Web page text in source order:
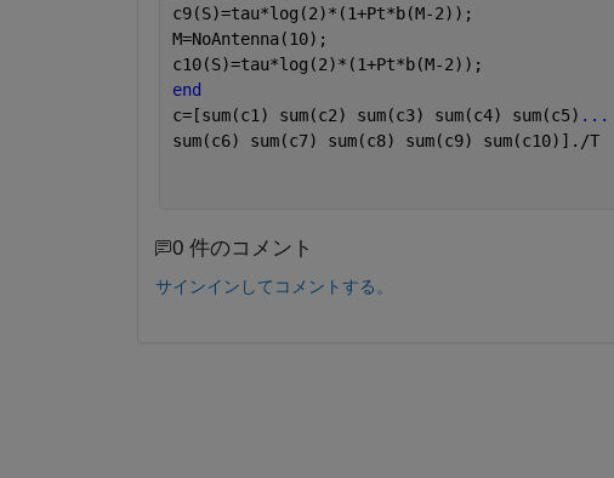
c9(S)=tau*log(2)*(1+Pt*b(M-2));
M=NoAntenna(10);
c10(S)=tau*log(2)*(1+Pt*b(M-2));
end
c=[sum(c1) sum(c2) sum(c3) sum(c4) sum(c5) ...
sum(c6) sum(c7) sum(c8) sum(c9) sum(c10)]./T
0 件のコメント
サインインしてコメントする。